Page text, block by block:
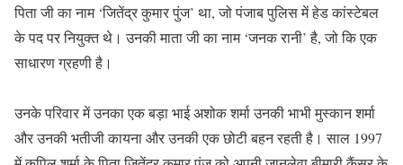
पिता जी का नाम ‘जितेंद्र कुमार पुंज’ था, जो पंजाब पुलिस में हेड कांस्टेबल
के पद पर नियुक्त थे। उनकी माता जी का नाम ‘जनक रानी’ है, जो कि एक
साधारण ग्रहणी है।
उनके परिवार में उनका एक बड़ा भाई अशोक शर्मा उनकी भाभी मुस्कान शर्मा
और उनकी भतीजी कायना और उनकी एक छोटी बहन रहती है। साल 1997